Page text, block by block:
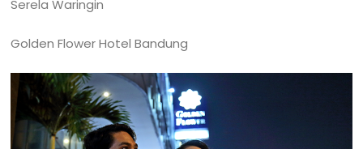
Serela Waringin
Golden Flower Hotel Bandung